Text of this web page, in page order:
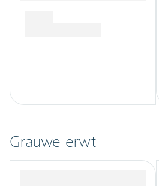
Grauwe erwt